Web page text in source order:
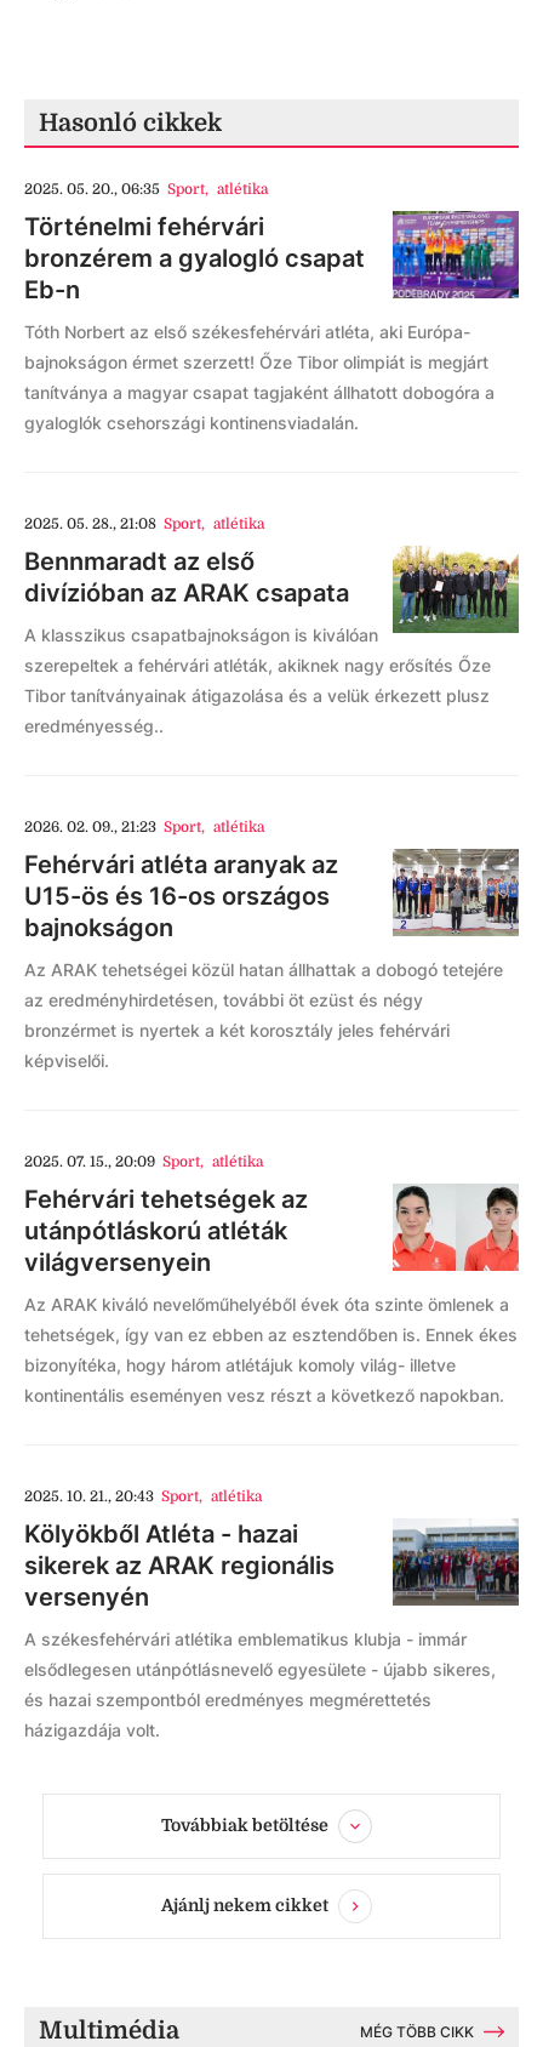
Hasonló cikkek
2025. 05. 20., 06:35 Sport, atlétika
Történelmi fehérvári
bronzérem a gyalogló csapat
Eb-n
Tóth Norbert az első székesfehérvári atléta, aki Európa-
bajnokságon érmet szerzett! Őze Tibor olimpiát is megjárt
tanítványa a magyar csapat tagjaként állhatott dobogóra a
gyaloglók csehországi kontinensviadalán.
2025. 05. 28., 21:08 Sport, atlétika
Bennmaradt az első
divízióban az ARAK csapata
A klasszikus csapatbajnokságon is kiválóan
szerepeltek a fehérvári atléták, akiknek nagy erősítés Őze
Tibor tanítványainak átigazolása és a velük érkezett plusz
eredményesség..
2026. 02. 09., 21:23 Sport, atlétika
Fehérvári atléta aranyak az
U15-ös és 16-os országos
bajnokságon
Az ARAK tehetségei közül hatan állhattak a dobogó tetejére
az eredményhirdetésen, további öt ezüst és négy
bronzérmet is nyertek a két korosztály jeles fehérvári
képviselői.
2025. 07. 15., 20:09 Sport, atlétika
Fehérvári tehetségek az
utánpótláskorú atléták
világversenyein
Az ARAK kiváló nevelőműhelyéből évek óta szinte ömlenek a
tehetségek, így van ez ebben az esztendőben is. Ennek ékes
bizonyítéka, hogy három atlétájuk komoly világ- illetve
kontinentális eseményen vesz részt a következő napokban.
2025. 10. 21., 20:43 Sport, atlétika
Kölyökből Atléta - hazai
sikerek az ARAK regionális
versenyén
A székesfehérvári atlétika emblematikus klubja - immár
elsődlegesen utánpótlásnevelő egyesülete - újabb sikeres,
és hazai szempontból eredményes megmérettetés
házigazdája volt.
Továbbiak betöltése
Ajánlj nekem cikket
Multimédia MÉG TÖBB CIKK